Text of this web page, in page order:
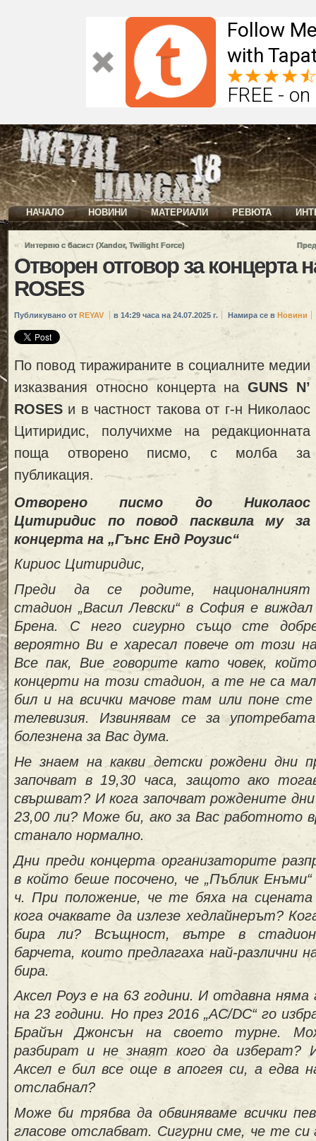
Follow
with
FREE -
НАЧАЛО НОВИНИ МАТЕРИАЛИ РЕВЮТА
« Интервю с басист (Xandor, Twilight Force)
Отворен отговор за концерта
ROSES
Публикувано от REYAV в 14:29 часа на 24.07.2025 г. Намира се в Новини
По повод тиражираните в социалните медии
изказвания относно концерта наGUNS N’
ROSES и в частност такова от г-н Николаос
Цитиридис, получихме на редакционната
поща отворено писмо, с молба за
публикация.
Отворено писмо до Николаос
Цитиридис по повод пасквила му за
концерта на „Гънс Енд Роузис“
Кириос Цитиридис,
Преди да се родите, националният
стадион „Васил Левски“ в София е
Брена. С него сигурно също сте
вероятно Ви е харесал повече от този на
Все пак, Вие говорите като човек,
концерти на този стадион, а те не са
бил и на всички мачове там или поне сте
телевизия. Извинявам се за
болезнена за Вас дума.
Не знаем на какви детски рождени дни
започват в 19,30 часа, защото ако
свършват? И кога започват рождените
23,00 ли? Може би, ако за Вас работното
станало нормално.
Дни преди концерта организаторите
в който беше посочено, че „Пъблик
ч. При положение, че те бяха на
кога очаквате да излезе хедлайнерът?
бира ли? Всъщност, вътре в
барчета, които предлагаха най-различни
бира.
Аксел Роуз е на 63 години. И отдавна
на 23 години. Но през 2016 „AC/DC“ го
Брайън Джонсън на своето турне.
разбират и не знаят кого да изберат?
Аксел е бил все още в апогея си, а едва
отслабнал?
Може би трябва да обвиняваме всички
гласове отслабват. Сигурни сме, че те си